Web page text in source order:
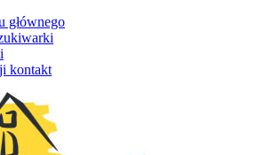
głównego
kontakt